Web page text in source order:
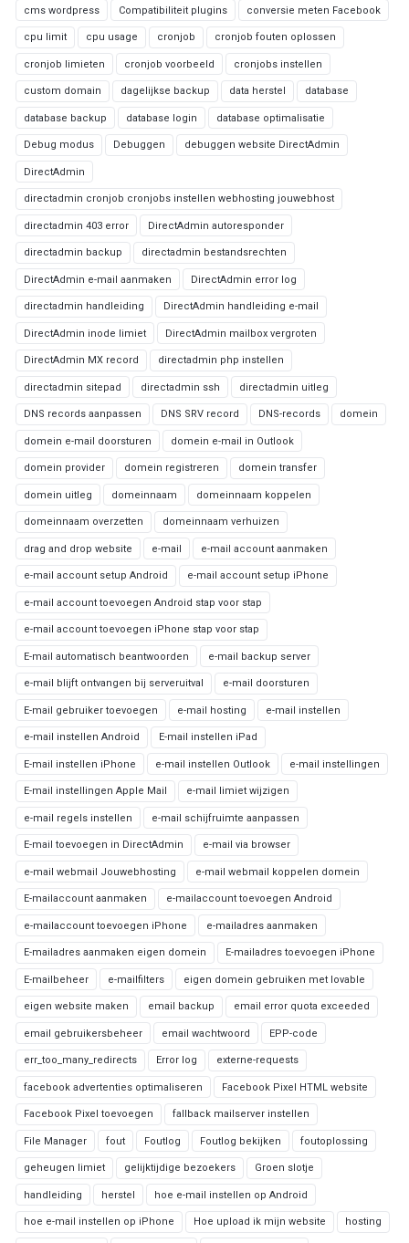
cms wordpress Compatibiliteit plugins conversie meten Facebook
cpu limit cpu usage cronjob cronjob fouten oplossen
cronjob limieten cronjob voorbeeld cronjobs instellen
custom domain dagelijkse backup data herstel database
database backup database login database optimalisatie
Debug modus Debuggen debuggen website DirectAdmin
DirectAdmin
directadmin cronjob cronjobs instellen webhosting jouwebhost
directadmin 403 error DirectAdmin autoresponder
directadmin backup directadmin bestandsrechten
DirectAdmin e-mail aanmaken DirectAdmin error log
directadmin handleiding DirectAdmin handleiding e-mail
DirectAdmin inode limiet DirectAdmin mailbox vergroten
DirectAdmin MX record directadmin php instellen
directadmin sitepad directadmin ssh directadmin uitleg
DNS records aanpassen DNS SRV record DNS-records domein
domein e-mail doorsturen domein e-mail in Outlook
domein provider domein registreren domein transfer
domein uitleg domeinnaam domeinnaam koppelen
domeinnaam overzetten domeinnaam verhuizen
drag and drop website e-mail e-mail account aanmaken
e-mail account setup Android e-mail account setup iPhone
e-mail account toevoegen Android stap voor stap
e-mail account toevoegen iPhone stap voor stap
E-mail automatisch beantwoorden e-mail backup server
e-mail blijft ontvangen bij serveruitval e-mail doorsturen
E-mail gebruiker toevoegen e-mail hosting e-mail instellen
e-mail instellen Android E-mail instellen iPad
E-mail instellen iPhone e-mail instellen Outlook e-mail instellingen
E-mail instellingen Apple Mail e-mail limiet wijzigen
e-mail regels instellen e-mail schijfruimte aanpassen
E-mail toevoegen in DirectAdmin e-mail via browser
e-mail webmail Jouwebhosting e-mail webmail koppelen domein
E-mailaccount aanmaken e-mailaccount toevoegen Android
e-mailaccount toevoegen iPhone e-mailadres aanmaken
E-mailadres aanmaken eigen domein E-mailadres toevoegen iPhone
E-mailbeheer e-mailfilters eigen domein gebruiken met lovable
eigen website maken email backup email error quota exceeded
email gebruikersbeheer email wachtwoord EPP-code
err_too_many_redirects Error log externe-requests
facebook advertenties optimaliseren Facebook Pixel HTML website
Facebook Pixel toevoegen fallback mailserver instellen
File Manager fout Foutlog Foutlog bekijken foutoplossing
geheugen limiet gelijktijdige bezoekers Groen slotje
handleiding herstel hoe e-mail instellen op Android
hoe e-mail instellen op iPhone Hoe upload ik mijn website hosting